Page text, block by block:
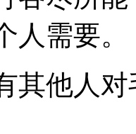
人需要。
其他人